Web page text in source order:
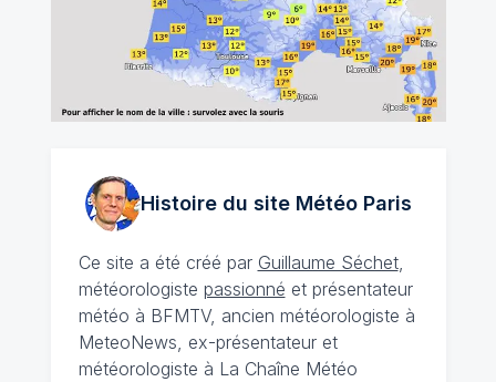
Histoire du site MétéoParis
Ce site a été créé par Guillaume Séchet,
météorologiste passionné et présentateur
météo à BFMTV, ancien météorologiste à
MeteoNews, ex-présentateur et
météorologiste à La Chaîne Météo